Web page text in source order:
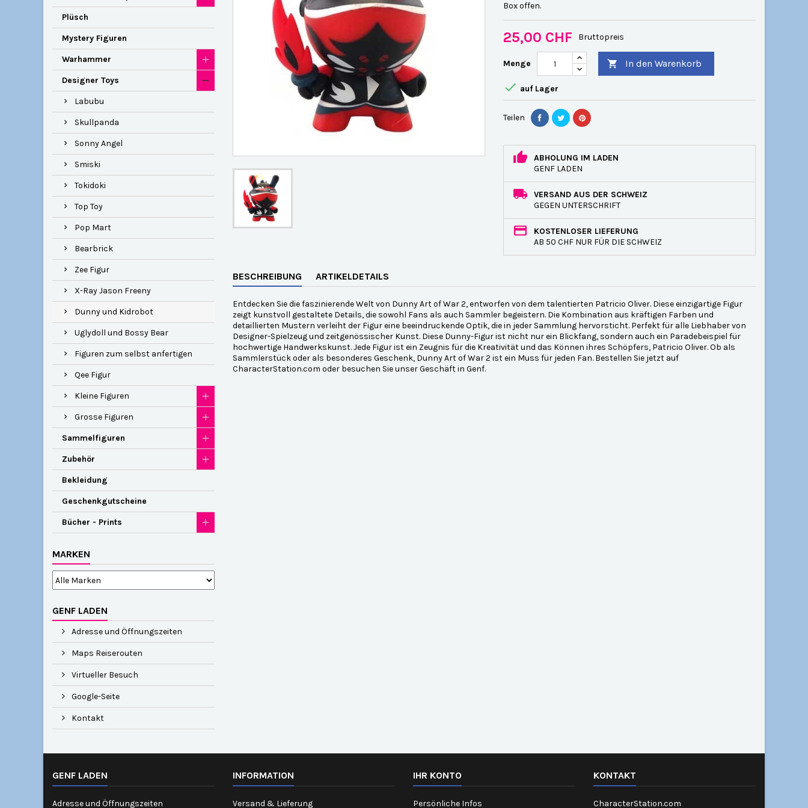
Plüsch
Mystery Figuren
Warhammer
Designer Toys
Labubu
Skullpanda
Sonny Angel
Smiski
Tokidoki
Top Toy
Pop Mart
Bearbrick
Zee Figur
X-Ray Jason Freeny
Dunny und Kidrobot
Uglydoll und Bossy Bear
Figuren zum selbst anfertigen
Qee Figur
Kleine Figuren
Grosse Figuren
Sammelfiguren
Zubehör
Bekleidung
Geschenkgutscheine
Bücher - Prints
MARKEN
GENF LADEN
Adresse und Öffnungszeiten
Maps Reiserouten
Virtueller Besuch
Google-Seite
Kontakt
Box offen.
25,00 CHF Bruttopreis
Menge  In den Warenkorb
 auf Lager
Teilen
ABHOLUNG IM LADEN
GENF LADEN
VERSAND AUS DER SCHWEIZ
GEGEN UNTERSCHRIFT
KOSTENLOSER LIEFERUNG
AB 50 CHF NUR FÜR DIE SCHWEIZ
BESCHREIBUNG ARTIKELDETAILS
Entdecken Sie die faszinierende Welt von Dunny Art of War 2, entworfen von dem talentierten Patricio Oliver. Diese einzigartige Figur
zeigt kunstvoll gestaltete Details, die sowohl Fans als auch Sammler begeistern. Die Kombination aus kräftigen Farben und
detaillierten Mustern verleiht der Figur eine beeindruckende Optik, die in jeder Sammlung hervorsticht. Perfekt für alle Liebhaber von
Designer-Spielzeug und zeitgenössischer Kunst. Diese Dunny-Figur ist nicht nur ein Blickfang, sondern auch ein Paradebeispiel für
hochwertige Handwerkskunst. Jede Figur ist ein Zeugnis für die Kreativität und das Können ihres Schöpfers, Patricio Oliver. Ob als
Sammlerstück oder als besonderes Geschenk, Dunny Art of War 2 ist ein Muss für jeden Fan. Bestellen Sie jetzt auf
CharacterStation.com oder besuchen Sie unser Geschäft in Genf.
GENF LADEN
Adresse und Öffnungszeiten
INFORMATION
Versand & Lieferung
IHR KONTO
Persönliche Infos
KONTAKT
CharacterStation.com